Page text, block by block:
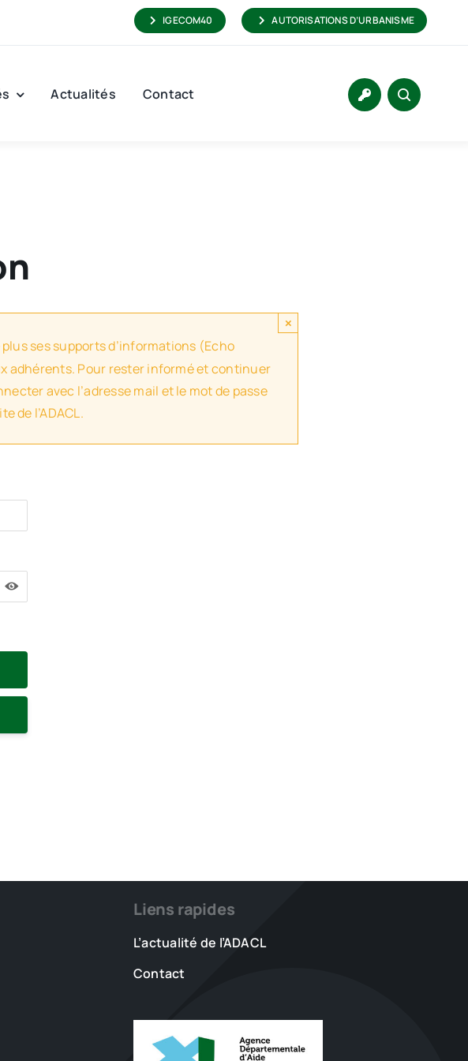
IGECOM40 AUTORISATIONS D’URBANISME
Actualités Contact
ses supports d’informations (Echo
adhérents. Pour rester informé et continuer
avec l’adresse mail et le mot de passe
de l’ADACL.
×
Liens rapides
L’actualité de l’ADACL
Contact